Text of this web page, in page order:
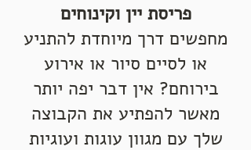
פריסת יין וקינוחים
מחפשים דרך מיוחדת להתניע
או לסיים סיור או אירוע
בירוחם? אין דבר יפה יותר
מאשר להפתיע את הקבוצה
שלך עם מגוון עוגות ועוגיות